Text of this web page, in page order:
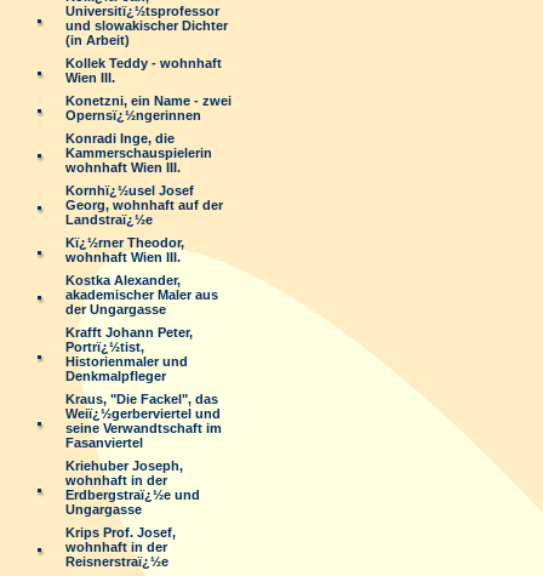
Universitï¿½tsprofessor
und slowakischer Dichter
(in Arbeit)
Kollek Teddy - wohnhaft
Wien III.
Konetzni, ein Name - zwei
Opernsï¿½ngerinnen
Konradi Inge, die
Kammerschauspielerin
wohnhaft Wien III.
Kornhï¿½usel Josef
Georg, wohnhaft auf der
Landstraï¿½e
Kï¿½rner Theodor,
wohnhaft Wien III.
Kostka Alexander,
akademischer Maler aus
der Ungargasse
Krafft Johann Peter,
Portrï¿½tist,
Historienmaler und
Denkmalpfleger
Kraus, "Die Fackel", das
Weiï¿½gerberviertel und
seine Verwandtschaft im
Fasanviertel
Kriehuber Joseph,
wohnhaft in der
Erdbergstraï¿½e und
Ungargasse
Krips Prof. Josef,
wohnhaft in der
Reisnerstraï¿½e